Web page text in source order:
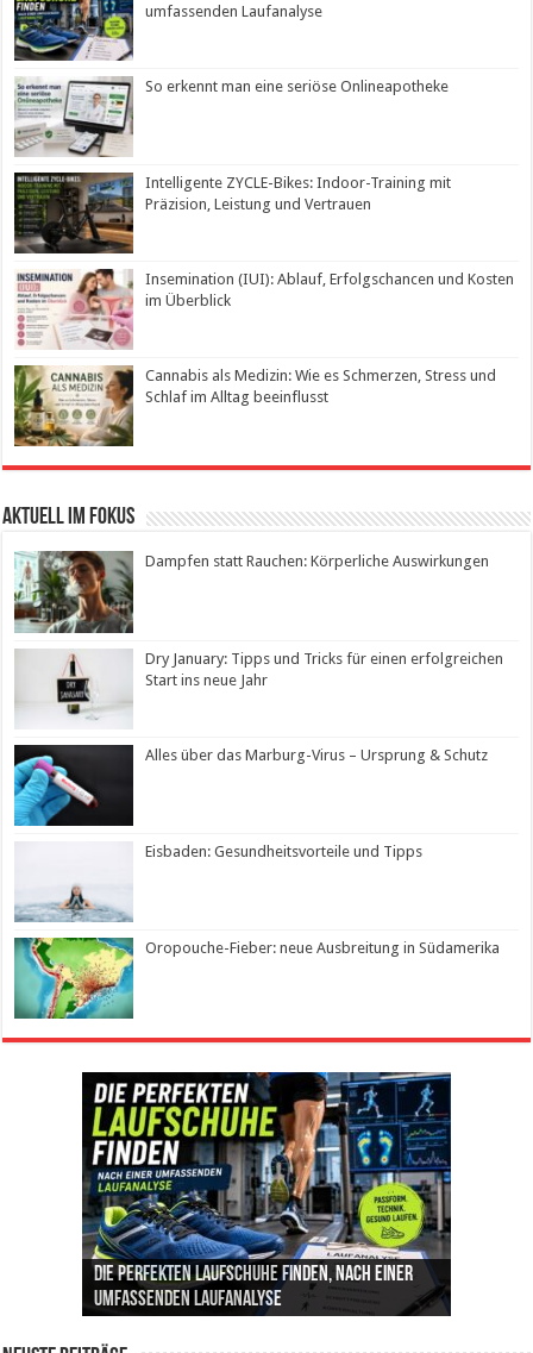
umfassenden Laufanalyse
So erkennt man eine seriöse Onlineapotheke
Intelligente ZYCLE-Bikes: Indoor-Training mit
Präzision, Leistung und Vertrauen
Insemination (IUI): Ablauf, Erfolgschancen und Kosten
im Überblick
Cannabis als Medizin: Wie es Schmerzen, Stress und
Schlaf im Alltag beeinflusst
Aktuell im Fokus
Dampfen statt Rauchen: Körperliche Auswirkungen
Dry January: Tipps und Tricks für einen erfolgreichen
Start ins neue Jahr
Alles über das Marburg-Virus – Ursprung & Schutz
Eisbaden: Gesundheitsvorteile und Tipps
Oropouche-Fieber: neue Ausbreitung in Südamerika
Die perfekten Laufschuhe finden, nach einer
umfassenden Laufanalyse
Intelligente ZYCLE-Bikes: Indoor-Training mit
Präzision, Leistung und Vertrauen
Insemination (IUI): Ablauf, Erfolgschancen und
Kosten im Überblick
Cannabis als Medizin: Wie es Schmerzen, Stress
und Schlaf im Alltag beeinflusst
Leben mit Inkontinenz: Tipps für mehr
Sicherheit im Alltag